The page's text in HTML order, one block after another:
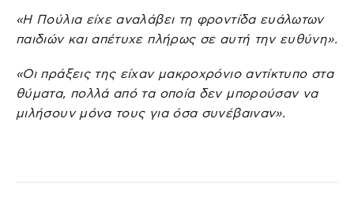
«Η Πούλια είχε αναλάβει τη φροντίδα ευάλωτων
παιδιών και απέτυχε πλήρως σε αυτή την ευθύνη».
«Οι πράξεις της είχαν μακροχρόνιο αντίκτυπο στα
θύματα, πολλά από τα οποία δεν μπορούσαν να
μιλήσουν μόνα τους για όσα συνέβαιναν».